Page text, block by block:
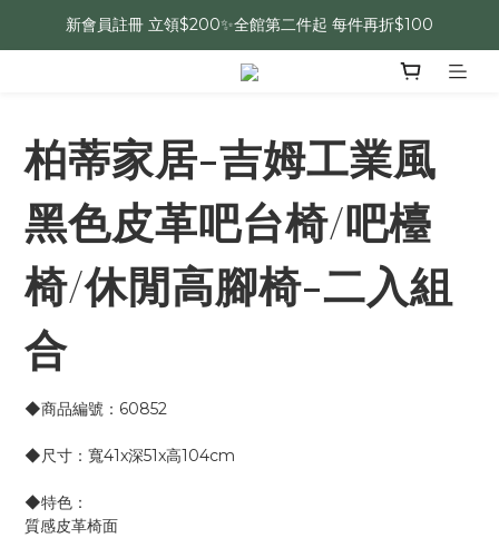
新會員註冊 立領$200✨全館第二件起 每件再折$100
柏蒂家居-吉姆工業風
黑色皮革吧台椅/吧檯
椅/休閒高腳椅-二入組
合
◆商品編號：60852
◆尺寸：寬41x深51x高104cm
◆特色：
質感皮革椅面